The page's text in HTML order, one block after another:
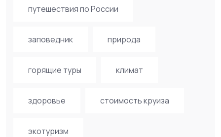
путешествия по России
заповедник природа
горящие туры климат
здоровье стоимость круиза
экотуризм